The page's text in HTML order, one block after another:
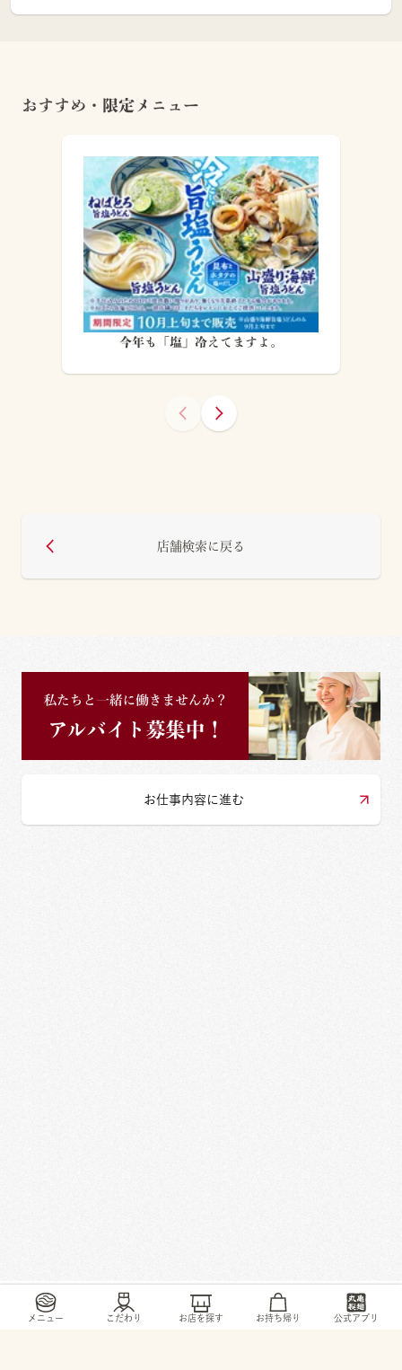
メニュー こだわり お店を探す お持ち帰り 公式アプリ
おすすめ・限定メニュー
今年も「塩」冷えてますよ。
店舗検索に戻る
お仕事内容に進む
トップ / お店・ サービス / 広島市 利松2-17-4